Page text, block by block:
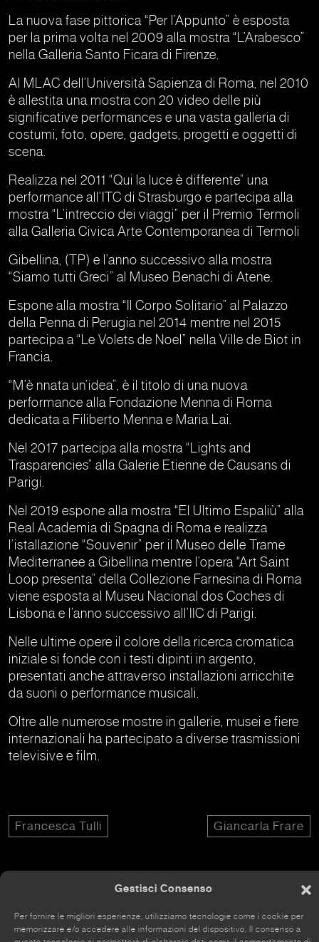
Gestisci Consenso
Per fornire le migliori esperienze, utilizziamo tecnologie come i cookie per
memorizzare e/o accedere alle informazioni del dispositivo. Il consenso a
La nuova fase pittorica “Per l’Appunto” è esposta
per la prima volta nel 2009 alla mostra “L’Arabesco”
nella Galleria Santo Ficara di Firenze.
Al MLAC dell’Università Sapienza di Roma, nel 2010
è allestita una mostra con 20 video delle più
significative performances e una vasta galleria di
costumi, foto, opere, gadgets, progetti e oggetti di
scena.
Realizza nel 2011 “Qui la luce è differente” una
performance all’ITC di Strasburgo e partecipa alla
mostra “L’intreccio dei viaggi” per il Premio Termoli
alla Galleria Civica Arte Contemporanea di Termoli
Gibellina, (TP) e l’anno successivo alla mostra
“Siamo tutti Greci” al Museo Benachi di Atene.
Espone alla mostra “Il Corpo Solitario” al Palazzo
della Penna di Perugia nel 2014 mentre nel 2015
partecipa a “Le Volets de Noel” nella Ville de Biot in
Francia.
“M’è nnata un’idea”, è il titolo di una nuova
performance alla Fondazione Menna di Roma
dedicata a Filiberto Menna e Maria Lai.
Nel 2017 partecipa alla mostra “Lights and
Trasparencies” alla Galerie Etienne de Causans di
Parigi.
Nel 2019 espone alla mostra “El Ultimo Espaliù” alla
Real Academia di Spagna di Roma e realizza
l’istallazione “Souvenir” per il Museo delle Trame
Mediterranee a Gibellina mentre l’opera “Art Saint
Loop presenta” della Collezione Farnesina di Roma
viene esposta al Museu Nacional dos Coches di
Lisbona e l’anno successivo all’IIC di Parigi.
Nelle ultime opere il colore della ricerca cromatica
iniziale si fonde con i testi dipinti in argento,
presentati anche attraverso installazioni arricchite
da suoni o performance musicali.
Oltre alle numerose mostre in gallerie, musei e fiere
internazionali ha partecipato a diverse trasmissioni
televisive e film.
Francesca Tulli Giancarla Frare
Il sito è stato rinnovato da poco, alcune parti potrebbero
essere ancora incomplete